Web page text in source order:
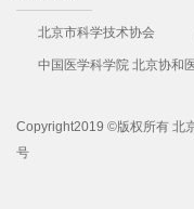
北京市科学技术协会
中国医学科学院 北京协和
Copyright2019 ©版权所有 北
号